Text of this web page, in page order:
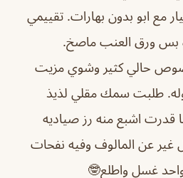
ابو بدون بهارات. تقييمي
بس ورق العنب ماصخ.
حالي كثير وشوي مزيت
طلبت سمك مقلي لذيذ
قدرت اشبع منه رز صياديه
غير عن المالوف وفيه نفحات
واحد غسل واطلع🤓